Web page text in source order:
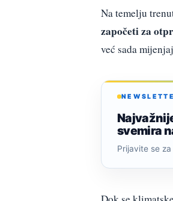
Na temelju
započeti za
već sada
svemira
Prijavite se